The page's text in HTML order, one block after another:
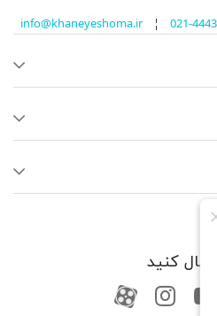
info@khaneyeshoma.ir¦ 021-
دنبال کنید
یوتیوبکانال آپارات
کانال آپارات